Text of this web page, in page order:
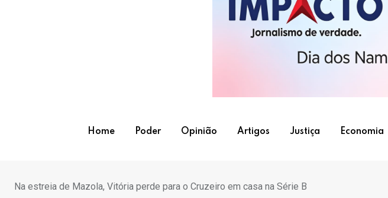
Home Poder Opinião Artigos Justiça Economia
Na estreia de Mazola, Vitória perde para o Cruzeiro em casa na Série B